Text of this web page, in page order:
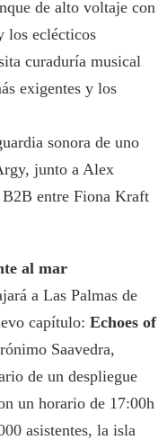
de alto voltaje con
los eclécticos
curaduría musical
exigentes y los
sonora de uno
junto a Alex
entre Fiona Kraft
al mar
a Las Palmas de
capítulo: Echoes of
Saavedra,
de un despliegue
un horario de 17:00h
asistentes, la isla